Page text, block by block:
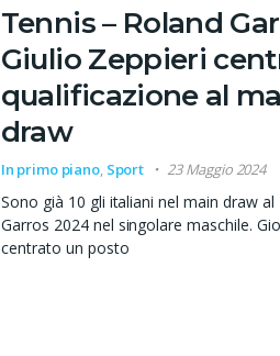
Tennis – Roland
Giulio Zeppieri
qualificazione al
draw
In primo piano, Sport 23 Maggio 2024
Sono già 10 gli italiani nel main draw al
Garros 2024 nel singolare maschile.
centrato un posto